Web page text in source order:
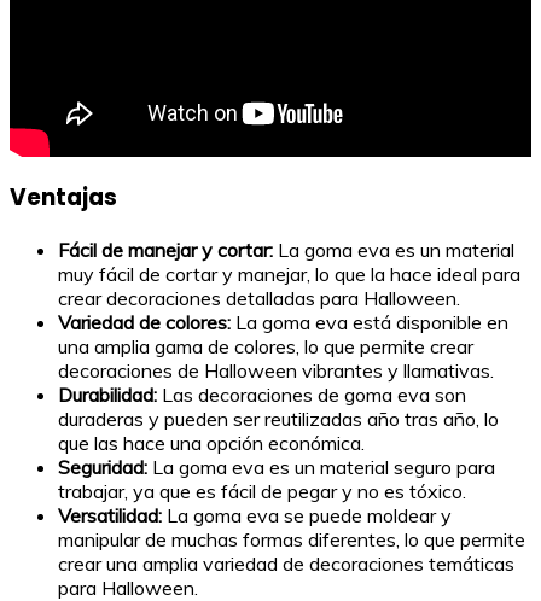
Ventajas
Fácil de manejar y cortar: La goma eva es un material
muy fácil de cortar y manejar, lo que la hace ideal para
crear decoraciones detalladas para Halloween.
Variedad de colores: La goma eva está disponible en
una amplia gama de colores, lo que permite crear
decoraciones de Halloween vibrantes y llamativas.
Durabilidad: Las decoraciones de goma eva son
duraderas y pueden ser reutilizadas año tras año, lo
que las hace una opción económica.
Seguridad: La goma eva es un material seguro para
trabajar, ya que es fácil de pegar y no es tóxico.
Versatilidad: La goma eva se puede moldear y
manipular de muchas formas diferentes, lo que permite
crear una amplia variedad de decoraciones temáticas
para Halloween.